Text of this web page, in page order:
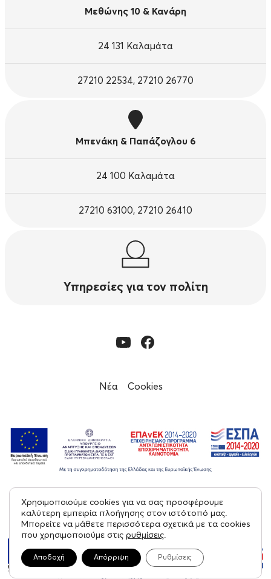
Μεθώνης 10 & Κανάρη
24 131 Καλαμάτα
27210 22534, 27210 26770
Μπενάκη & Παπάζογλου 6
24 100 Καλαμάτα
27210 63100, 27210 26410
Υπηρεσίες για τον πολίτη
Νέα Cookies
© 2023, Εφορεία Αρχαιοτήτων Μεσσηνίας
Με επιφύλαξη παντός δικαιώματος
Created by tool
Χρησιμοποιούμε cookies για να σας προσφέρουμε
καλύτερη εμπειρία πλοήγησης στον ιστότοπό μας.
Μπορείτε να μάθετε περισσότερα σχετικά με τα cookies
που χρησιμοποιούμε στις ρυθμίσεις.
Αποδοχή Απόρριψη Ρυθμίσεις